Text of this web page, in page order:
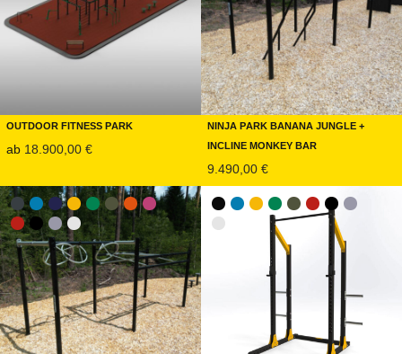
Outdoor Fitness Park
ab 18.900,00 €
Ninja Park Banana Jungle +
Incline Monkey Bar
9.490,00 €